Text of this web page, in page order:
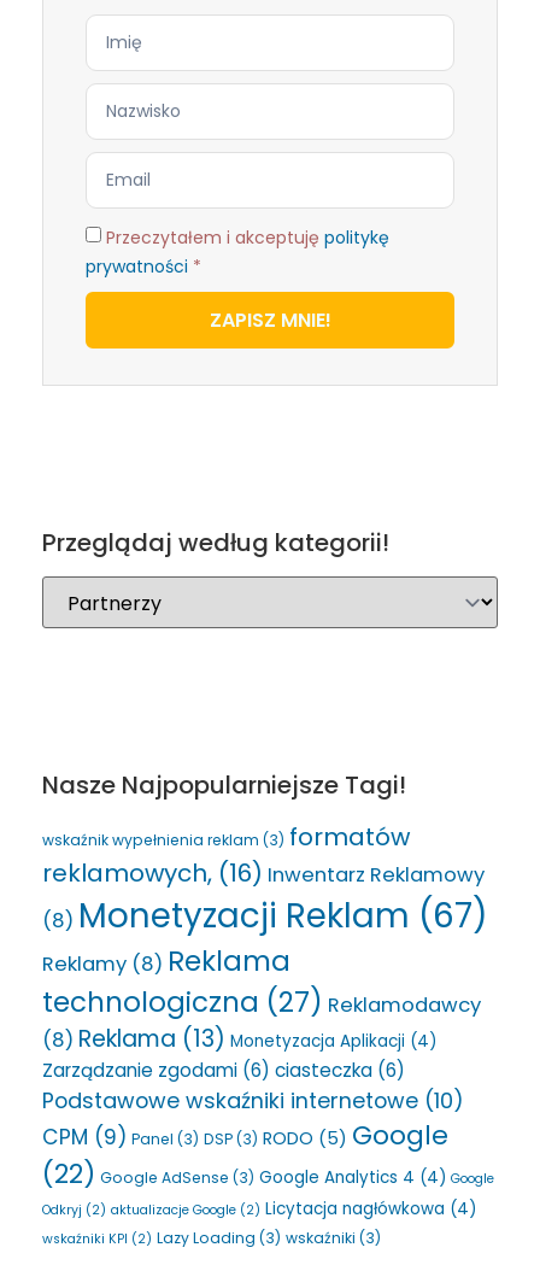
Przeczytałem i akceptuję politykę
prywatności *
ZAPISZ MNIE!
Przeglądaj według kategorii!
Nasze Najpopularniejsze Tagi!
wskaźnik wypełnienia reklam (3) formatów
reklamowych, (16) Inwentarz Reklamowy
(8) Monetyzacji Reklam (67)
Reklamy (8) Reklama
technologiczna (27) Reklamodawcy
(8) Reklama (13) Monetyzacja Aplikacji (4)
Zarządzanie zgodami (6) ciasteczka (6)
Podstawowe wskaźniki internetowe (10)
CPM (9) Panel (3) DSP(3) RODO (5) Google
(22) Google AdSense (3) Google Analytics 4 (4) Google
Odkryj (2) aktualizacje Google (2) Licytacja nagłówkowa (4)
wskaźniki KPI (2) Lazy Loading (3) wskaźniki (3)